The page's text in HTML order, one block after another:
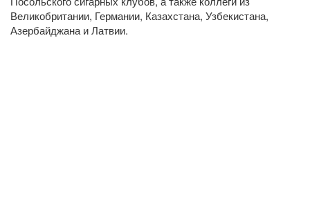
Великобритании, Германии, Казахстана, Узбекистана,
Азербайджана и Латвии.